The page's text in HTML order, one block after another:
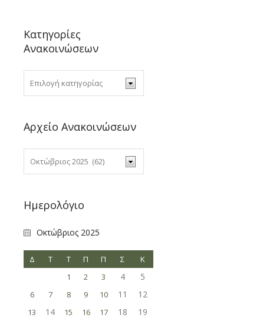
Κατηγορίες
Ανακοινώσεων
Αρχείο Ανακοινώσεων
Ημερολόγιο
Οκτώβριος 2025
Δ Τ Τ Π Π Σ
Κ
1
2 3 4 5
6 7 8 9 10 11 12
13 14 15 16 17 18 19